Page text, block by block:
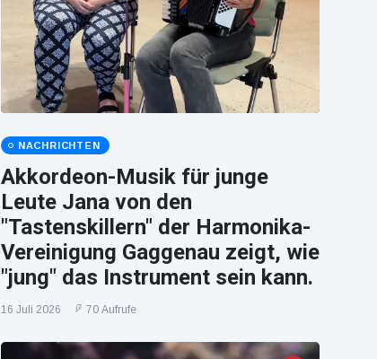
NACHRICHTEN
Akkordeon-Musik für junge
Leute Jana von den
"Tastenskillern" der Harmonika-
Vereinigung Gaggenau zeigt, wie
"jung" das Instrument sein kann.
16 Juli 2026 70 Aufrufe